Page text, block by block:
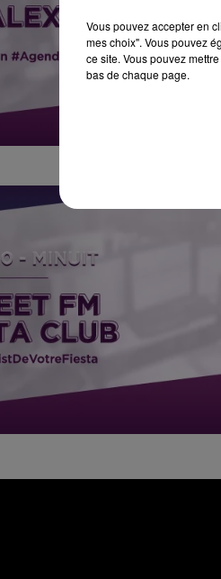
Vous pouvez accepter en
mes choix". Vous pouvez
ce site. Vous pouvez
bas de chaque page.